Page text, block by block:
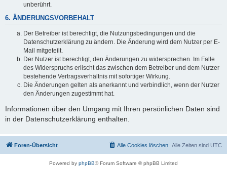
unberührt.
6. ÄNDERUNGSVORBEHALT
Der Betreiber ist berechtigt, die Nutzungsbedingungen und die
Datenschutzerklärung zu ändern. Die Änderung wird dem Nutzer per E-
Mail mitgeteilt.
Der Nutzer ist berechtigt, den Änderungen zu widersprechen. Im Falle
des Widerspruchs erlischt das zwischen dem Betreiber und dem Nutzer
bestehende Vertragsverhältnis mit sofortiger Wirkung.
Die Änderungen gelten als anerkannt und verbindlich, wenn der Nutzer
den Änderungen zugestimmt hat.
Informationen über den Umgang mit Ihren persönlichen Daten sind
in der Datenschutzerklärung enthalten.
Foren-Übersicht Alle Zeiten sind UTC
Alle Cookies löschen
Powered by phpBB® Forum Software © phpBB Limited